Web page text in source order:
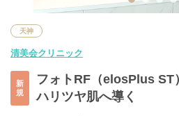
天神
清美会クリニック
新
規
フォトRF（elosPlus ST
ハリツヤ肌へ導く